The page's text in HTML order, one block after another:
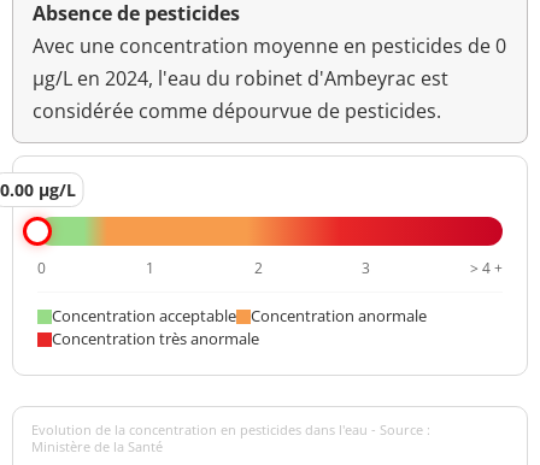
Absence de pesticides
Avec une concentration moyenne en pesticides de 0
µg/L en 2024, l'eau du robinet d'Ambeyrac est
considérée comme dépourvue de pesticides.
0.00 µg/L
0 1 2 3 > 4 +
Concentration acceptable
Concentration anormale
Concentration très anormale
Evolution de la concentration en pesticides dans l'eau - Source :
Ministère de la Santé